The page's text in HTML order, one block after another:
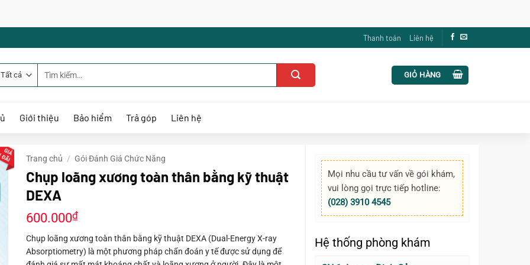
Thanh toán Liên hệ
kiếm:
GIỎ HÀNG
Giới thiệu Bảo hiểm Trả góp Liên hệ
Trang chủ / Gói Đánh Giá Chức Năng
Chụp loãng xương toàn thân bằng kỹ thuật
DEXA
600.000₫
Chụp loãng xương toàn thân bằng kỹ thuật DEXA (Dual-Energy X-ray
Absorptiometry) là một phương pháp chẩn đoán y tế được sử dụng để
Mọi nhu cầu tư vấn về gói khám,
vui lòng gọi trực tiếp hotline:
(028) 3910 4545
Hệ thống phòng khám